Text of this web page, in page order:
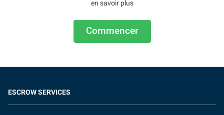
en savoir plus
Commencer
ESCROW SERVICES